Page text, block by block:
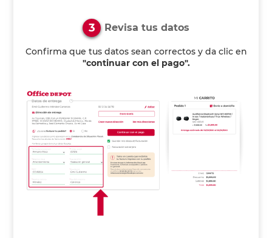
3 Revisa tus datos
Confirma que tus datos sean correctos y da clic en
"continuar con el pago".